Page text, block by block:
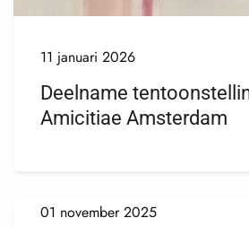
Deelname
Amicitiae Amsterdam
11 januari 2026
01 november 2025